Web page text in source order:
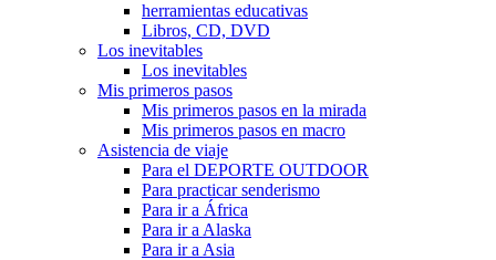
herramientas educativas
Libros, CD, DVD
Los inevitables
Los inevitables
Mis primeros pasos
Mis primeros pasos en la mirada
Mis primeros pasos en macro
Asistencia de viaje
Para el DEPORTE OUTDOOR
Para practicar senderismo
Para ir a África
Para ir a Alaska
Para ir a Asia